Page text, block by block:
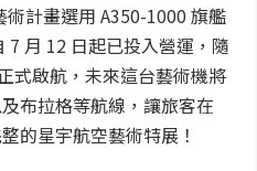
術計畫選用 A350-1000 旗艦
月 12 日起已投入營運，隨
式啟航，未來這台藝術機將
布拉格等航線，讓旅客在
的星宇航空藝術特展！